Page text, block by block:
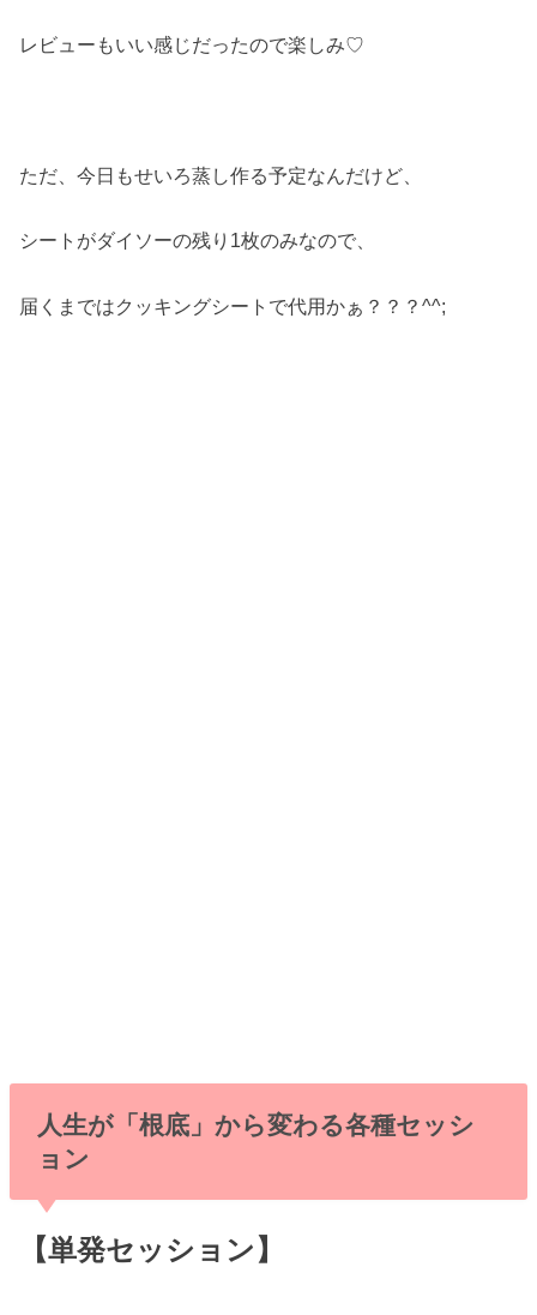
レビューもいい感じだったので楽しみ♡
ただ、今日もせいろ蒸し作る予定なんだけど、
シートがダイソーの残り1枚のみなので、
届くまではクッキングシートで代用かぁ？？？^^;
人生が「根底」から変わる各種セッシ
ョン
【単発セッション】